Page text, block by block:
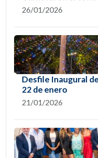
26/01/2026
Desfile Inaugural
22 de enero
21/01/2026